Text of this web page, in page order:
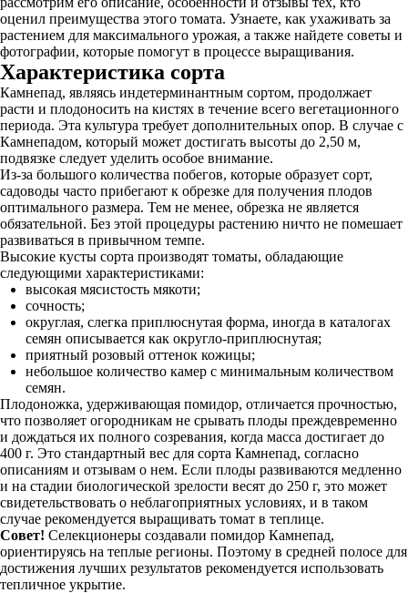
оценил преимущества этого томата. Узнаете, как ухаживать за
растением для максимального урожая, а также найдете советы и
фотографии, которые помогут в процессе выращивания.
Характеристика сорта
Камнепад, являясь индетерминантным сортом, продолжает
расти и плодоносить на кистях в течение всего вегетационного
периода. Эта культура требует дополнительных опор. В случае с
Камнепадом, который может достигать высоты до 2,50 м,
подвязке следует уделить особое внимание.
Из-за большого количества побегов, которые образует сорт,
садоводы часто прибегают к обрезке для получения плодов
оптимального размера. Тем не менее, обрезка не является
обязательной. Без этой процедуры растению ничто не помешает
развиваться в привычном темпе.
Высокие кусты сорта производят томаты, обладающие
следующими характеристиками:
высокая мясистость мякоти;
сочность;
округлая, слегка приплюснутая форма, иногда в каталогах
семян описывается как округло-приплюснутая;
приятный розовый оттенок кожицы;
небольшое количество камер с минимальным количеством
семян.
Плодоножка, удерживающая помидор, отличается прочностью,
что позволяет огородникам не срывать плоды преждевременно
и дождаться их полного созревания, когда масса достигает до
400 г. Это стандартный вес для сорта Камнепад, согласно
описаниям и отзывам о нем. Если плоды развиваются медленно
и на стадии биологической зрелости весят до 250 г, это может
свидетельствовать о неблагоприятных условиях, и в таком
случае рекомендуется выращивать томат в теплице.
Совет! Селекционеры создавали помидор Камнепад,
ориентируясь на теплые регионы. Поэтому в средней полосе для
достижения лучших результатов рекомендуется использовать
тепличное укрытие.